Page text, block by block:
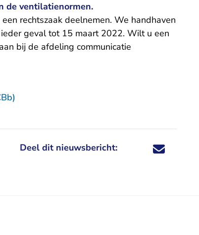
de ventilatienormen.
rechtszaak deelnemen. We handhaven
geval tot 15 maart 2022. Wilt u een
bij de afdeling communicatie
Deel dit nieuwsbericht: Deel dit
Deel dit
Deel dit
Deel dit